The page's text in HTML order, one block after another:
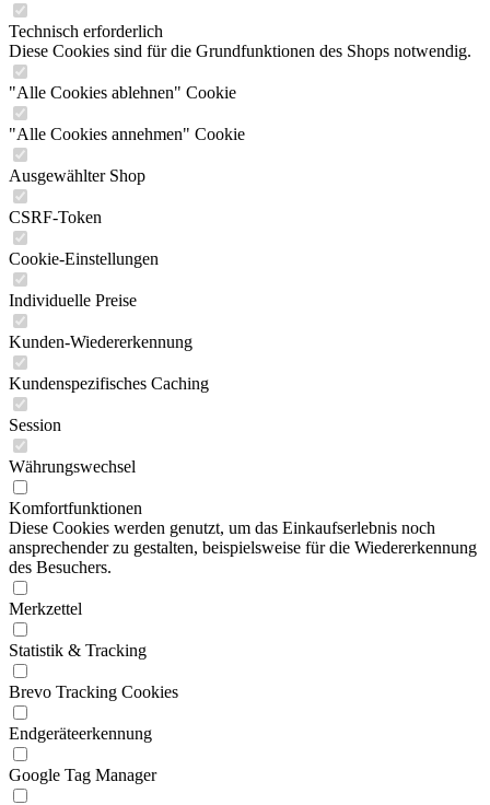
Technisch erforderlich
Diese Cookies sind für die Grundfunktionen des Shops notwendig.
"Alle Cookies ablehnen" Cookie
"Alle Cookies annehmen" Cookie
Ausgewählter Shop
CSRF-Token
Cookie-Einstellungen
Individuelle Preise
Kunden-Wiedererkennung
Kundenspezifisches Caching
Session
Währungswechsel
Komfortfunktionen
Diese Cookies werden genutzt, um das Einkaufserlebnis noch
ansprechender zu gestalten, beispielsweise für die Wiedererkennung
des Besuchers.
Merkzettel
Statistik & Tracking
Brevo Tracking Cookies
Endgeräteerkennung
Google Tag Manager